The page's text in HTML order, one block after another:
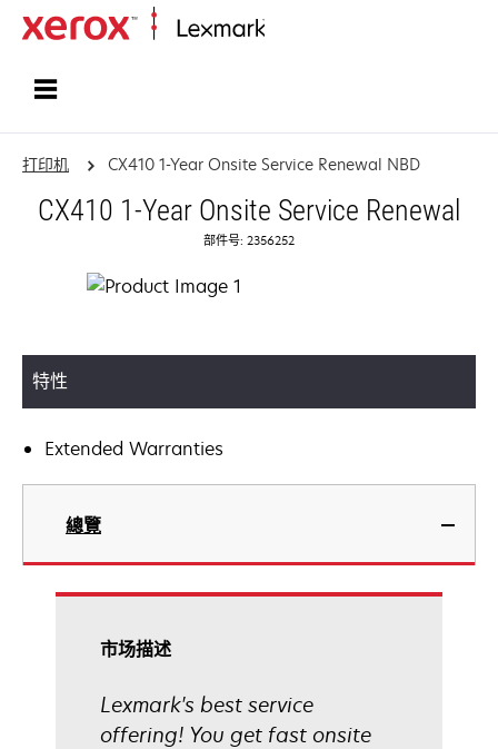
打印机 CX410 1-Year Onsite Service Renewal NBD
CX410 1-Year Onsite Service Renewal
部件号: 2356252
特性
Extended Warranties
總覽
市场描述
Lexmark's best service
offering! You get fast onsite